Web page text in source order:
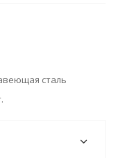
сталь